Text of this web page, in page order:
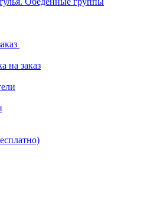
на заказ